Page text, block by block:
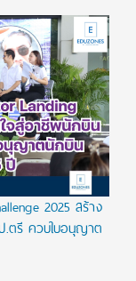
2025 สร้าง
.ตรี ควบใบอนุญาต